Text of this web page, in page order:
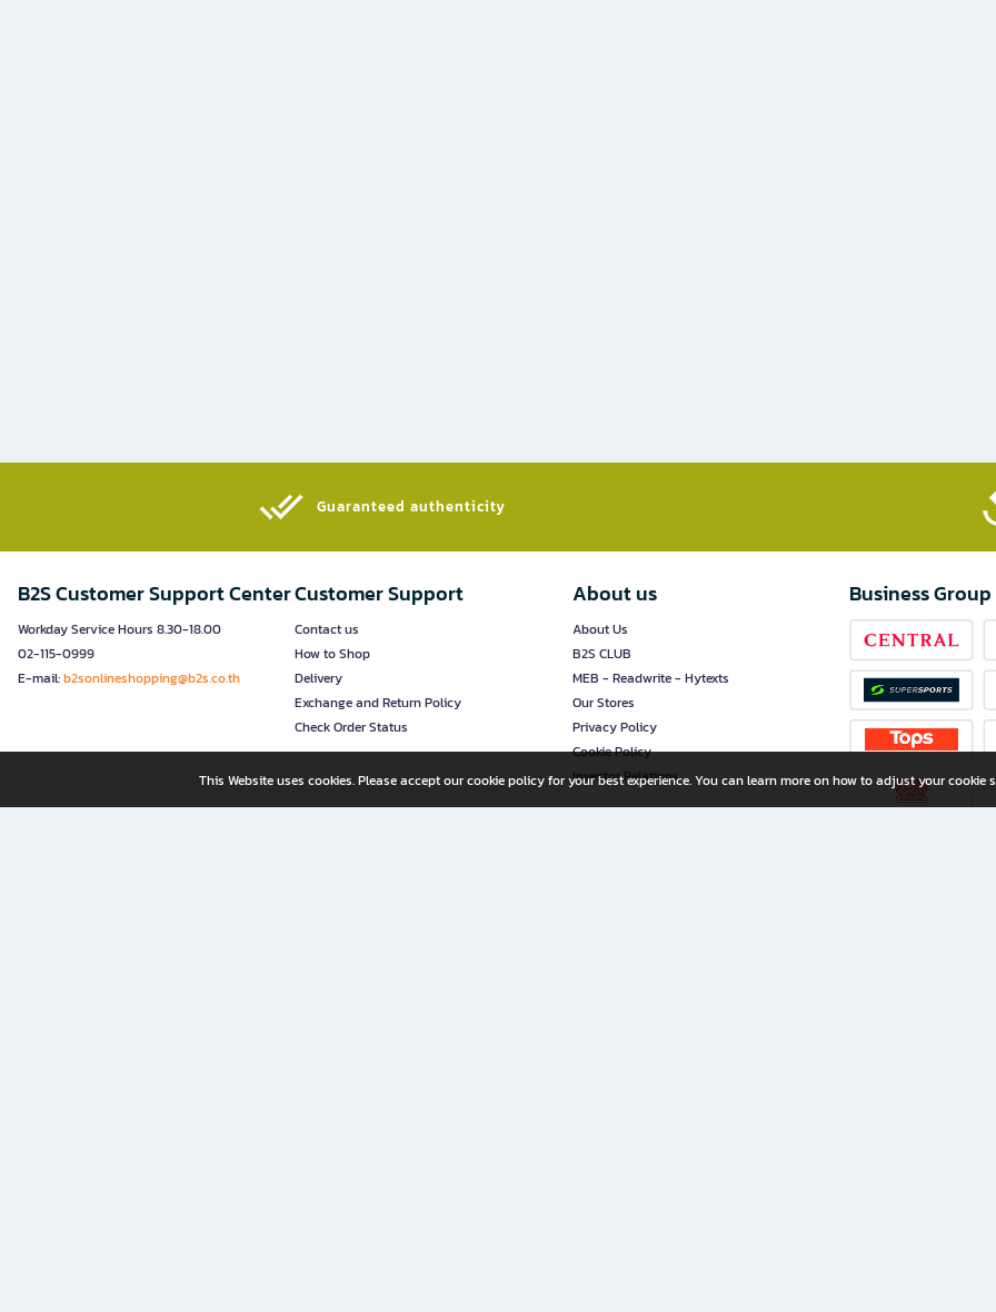
Guaranteed authenticity​
B2S Customer Support Center
Workday Service Hours 8.30-18.00
02-115-0999
E-mail:b2sonlineshopping@b2s.co.th
Customer Support
Contact us
How to Shop
Delivery
Exchange and Return Policy
Check Order Status
About us
About Us
B2S CLUB
MEB - Readwrite - Hytexts
Our Stores
Privacy Policy
Cookie Policy
Investor Relations
Business Group
This Website uses cookies. Please accept our cookie policy for your best experience. You can learn more on how to adjust your cookie